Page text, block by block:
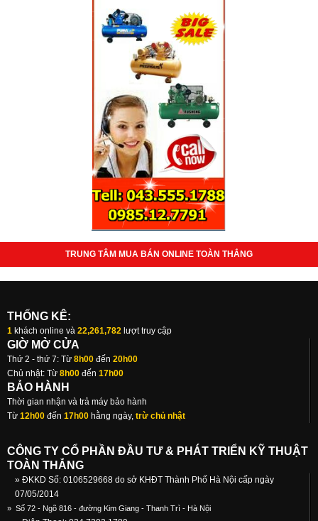
TRUNG TÂM MUA BÁN ONLINE TOÀN THẮNG
THỐNG KÊ:
1 khách online và 22,261,782 lượt truy cập
GIỜ MỞ CỬA
Thứ 2 - thứ 7: Từ 8h00 đến 20h00
Chủ nhật: Từ 8h00 đến 17h00
BẢO HÀNH
Thời gian nhận và trả máy bảo hành
Từ 12h00 đến 17h00 hằng ngày, trừ chủ nhật
CÔNG TY CỔ PHẦN ĐẦU TƯ & PHÁT TRIỂN KỸ THUẬT
TOÀN THẮNG
» ĐKKD Số: 0106529668 do sở KHĐT Thành Phố Hà Nội cấp ngày
07/05/2014
» Số 72 - Ngõ 816 - đường Kim Giang - Thanh Trì - Hà Nội